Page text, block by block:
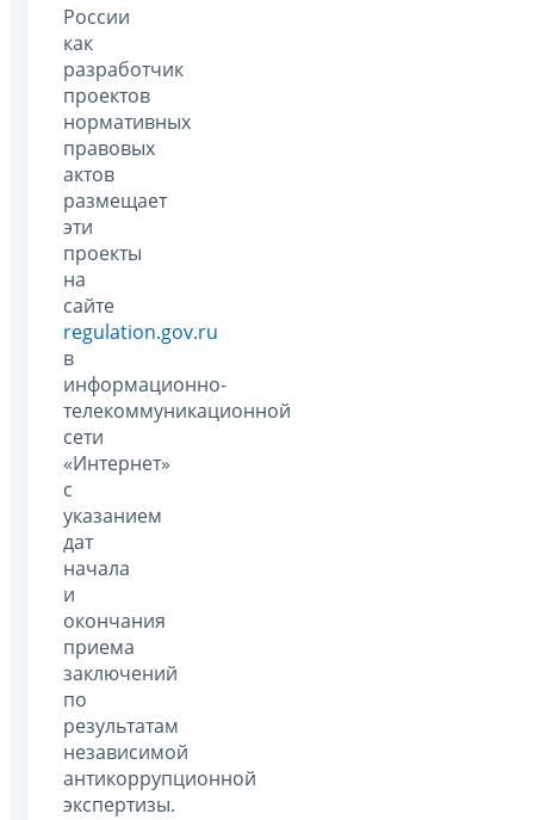
России
как
разработчик
проектов
нормативных
правовых
актов
размещает
эти
проекты
на
сайте
regulation.gov.ru
в
информационно-
телекоммуникационной
сети
«Интернет»
с
указанием
дат
начала
и
окончания
приема
заключений
по
результатам
независимой
антикоррупционной
экспертизы.